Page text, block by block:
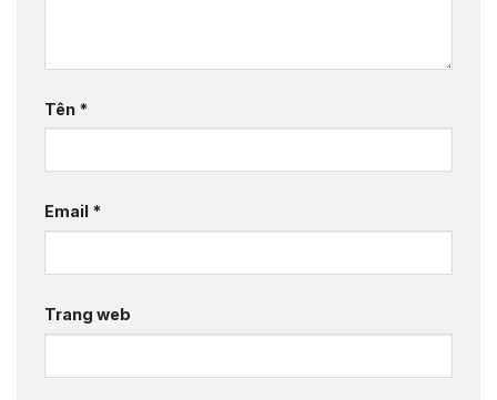
Tên *
Email *
Trang web